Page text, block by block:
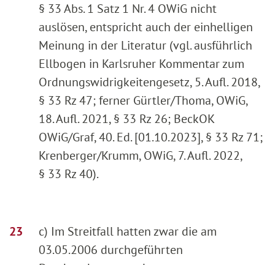
§ 33 Abs. 1 Satz 1 Nr. 4 OWiG nicht
auslösen, entspricht auch der einhelligen
Meinung in der Literatur (vgl. ausführlich
Ellbogen in Karlsruher Kommentar zum
Ordnungswidrigkeitengesetz, 5. Aufl. 2018,
§ 33 Rz 47; ferner Gürtler/Thoma, OWiG,
18. Aufl. 2021, § 33 Rz 26; BeckOK
OWiG/Graf, 40. Ed. [01.10.2023], § 33 Rz 71;
Krenberger/Krumm, OWiG, 7. Aufl. 2022,
§ 33 Rz 40).
c) Im Streitfall hatten zwar die am
03.05.2006 durchgeführten